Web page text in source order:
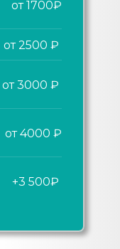
от 1700₽
от 2500 ₽
от 3000 ₽
от 4000 ₽
+3 500₽